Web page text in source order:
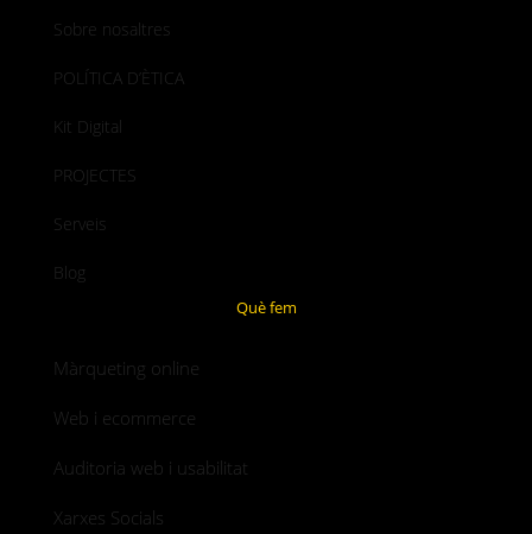
Sobre nosaltres
POLÍTICA D’ÈTICA
Kit Digital
PROJECTES
Serveis
Blog
Què fem
Màrqueting online
Web i ecommerce
Auditoria web i usabilitat
Xarxes Socials